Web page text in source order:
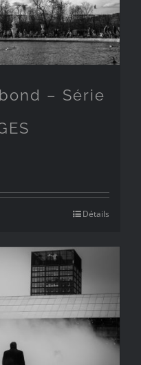
– Série
Détails